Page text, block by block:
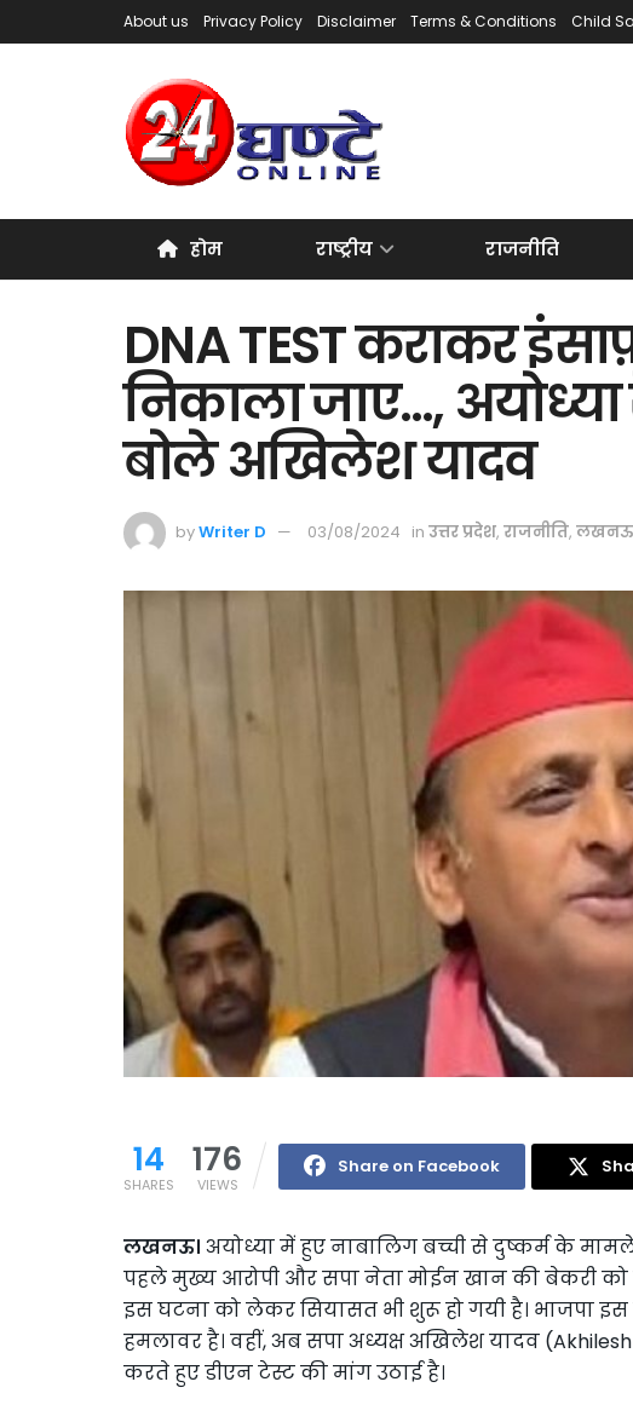
About us Privacy Policy Disclaimer Terms & Conditions Child
होम राष्ट्रीय राजनीति
DNA TEST कराकर
निकाला जाए…,
बोले अखिलेश यादव
byWriter D 03/08/2024 in उत्तर प्रदेश, राजनीति, लखनऊ
14
SHARES
176
VIEWS
Share on Facebook
लखनऊ। अयोध्या में हुए नाबालिग बच्ची से दुष्कर्म के
पहले मुख्य आरोपी और सपा नेता मोईन खान की बेकरी को
इस घटना को लेकर सियासत भी शुरू हो गयी है। भाजपा
हमलावर है। वहीं, अब सपा अध्यक्ष अखिलेश यादव
करते हुए डीएन टेस्ट की मांग उठाई है।